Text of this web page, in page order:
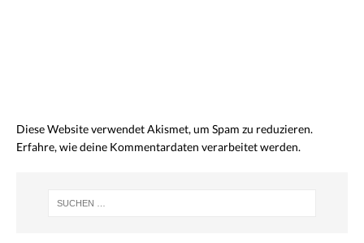
Diese Website verwendet Akismet, um Spam zu reduzieren.
Erfahre, wie deine Kommentardaten verarbeitet werden.